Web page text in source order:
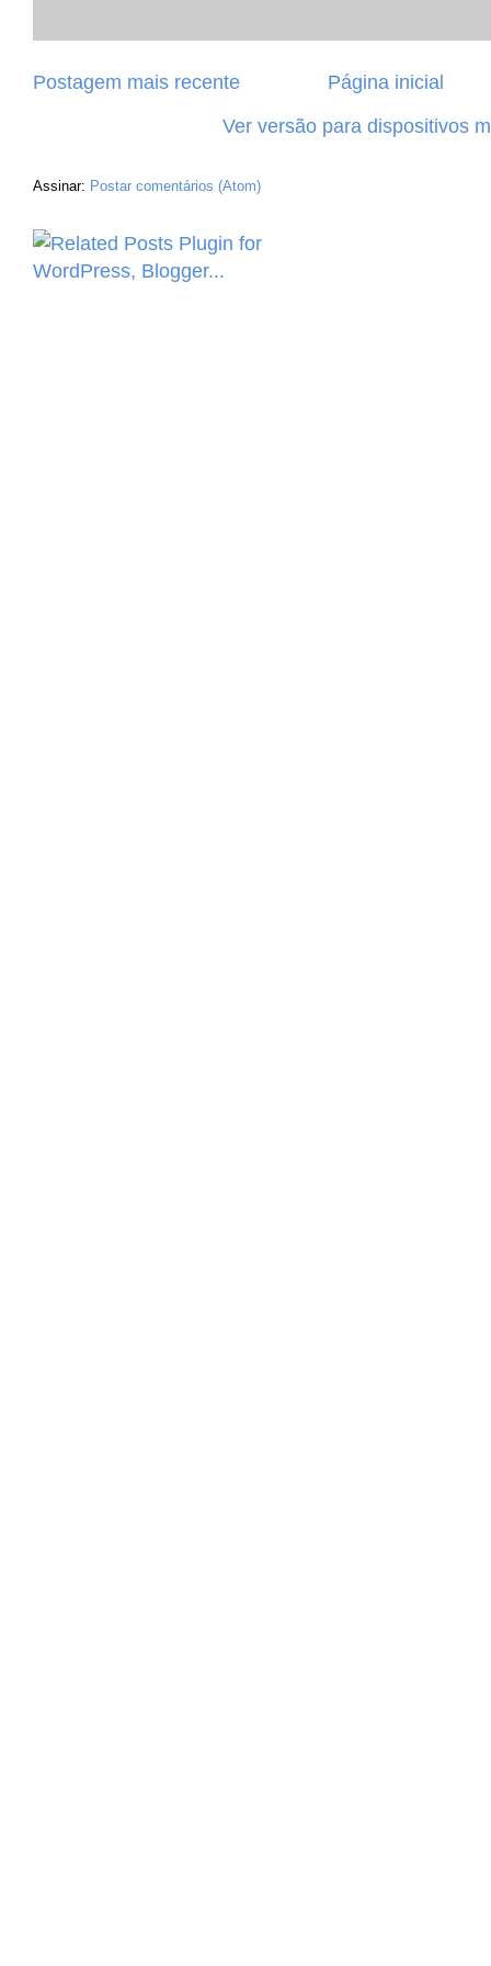
Postagem mais recente
Página inicial
Ver versão para dispositivos
Assinar: Postar comentários (Atom)